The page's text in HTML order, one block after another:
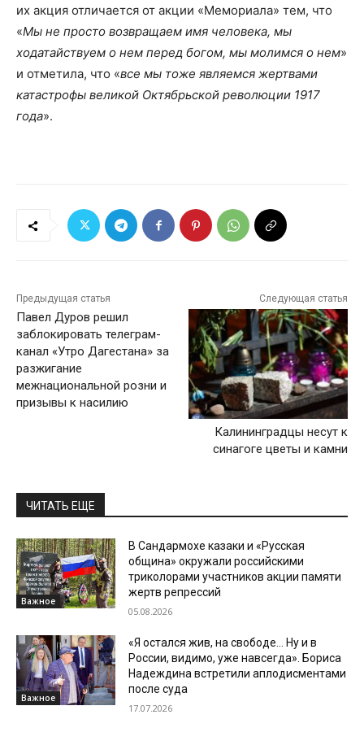
их акция отличается от акции «Мемориала» тем, что
«Мы не просто возвращаем имя человека, мы
ходатайствуем о нем перед богом, мы молимся о нем»
и отметила, что «все мы тоже являемся жертвами
катастрофы великой Октябрьской революции 1917
года».
Предыдущая статья
Павел Дуров решил
заблокировать телеграм-
канал «Утро Дагестана» за
разжигание
межнациональной розни и
призывы к насилию
Следующая статья
Калининградцы несут к
синагоге цветы и камни
ЧИТАТЬ ЕЩЕ
Важное
В Сандармохе казаки и «Русская
община» окружали российскими
триколорами участников акции памяти
жертв репрессий
05.08.2026
Важное
«Я остался жив, на свободе… Ну и в
России, видимо, уже навсегда». Бориса
Надеждина встретили аплодисментами
после суда
17.07.2026